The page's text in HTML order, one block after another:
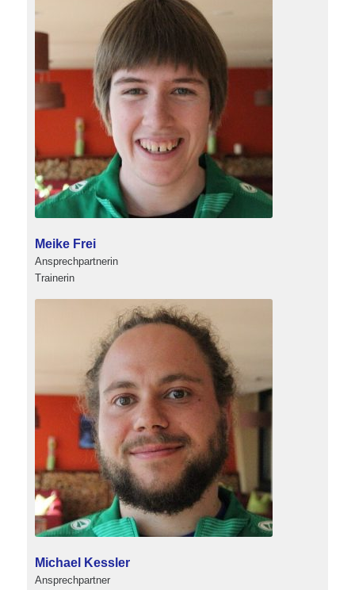
Meike Frei
Ansprechpartnerin
Trainerin
Michael Kessler
Ansprechpartner